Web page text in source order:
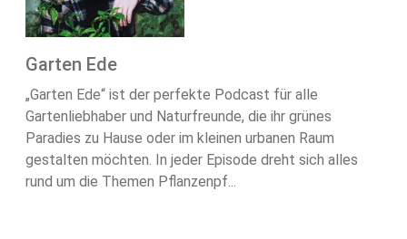
Garten Ede
„Garten Ede“ ist der perfekte Podcast für alle
Gartenliebhaber und Naturfreunde, die ihr grünes
Paradies zu Hause oder im kleinen urbanen Raum
gestalten möchten. In jeder Episode dreht sich alles
rund um die Themen Pflanzenpf...